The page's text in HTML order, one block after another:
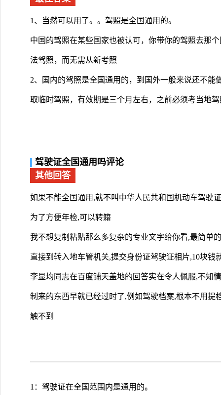
1、当然可以用了。。驾照是全国通用的。
中国的驾照在某些国家也被认可，你带你的驾照去那
法驾照，而无需从新考照
2、国内的驾照是全国通用的，到国外一般来说还不
取临时驾照，有效期是三个月左右，之前必须考当地驾
驾驶证全国通用吗评论
其他回答
如果不能全国通用,就不叫中华人民共和国机动车驾驶
为了方便年检,可以转籍
我不想复制粘贴那么多复杂的专业文字给你看,最简单
直接到转入地车管机关,提交身份证驾驶证相片,10块钱
李显均同志在百度铺天盖地的回答实在令人佩服,不知
制来的东西早就已经过时了,例如驾驶档案,根本不用提
触不到
1：驾驶证在全国范围内是通用的。